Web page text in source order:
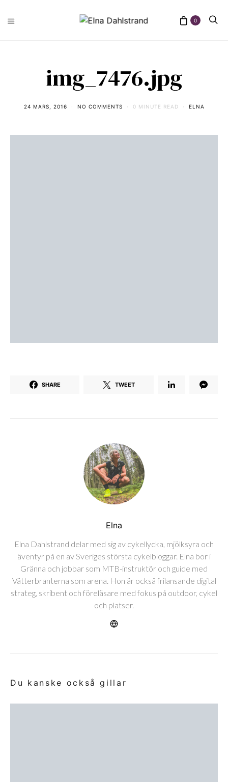
0
img_7476.jpg
24 MARS, 2016 NO COMMENTS 0 MINUTE READ ELNA
SHARE TWEET
Elna
Elna Dahlstrand delar med sig av cykellycka, mjölksyra och
äventyr på en av Sveriges största cykelbloggar. Elna bor i
Gränna och jobbar som MTB-instruktör och guide med
Vätterbranterna som arena. Hon är också frilansande digital
strateg, skribent och föreläsare med fokus på outdoor, cykel
och platser.
Du kanske också gillar